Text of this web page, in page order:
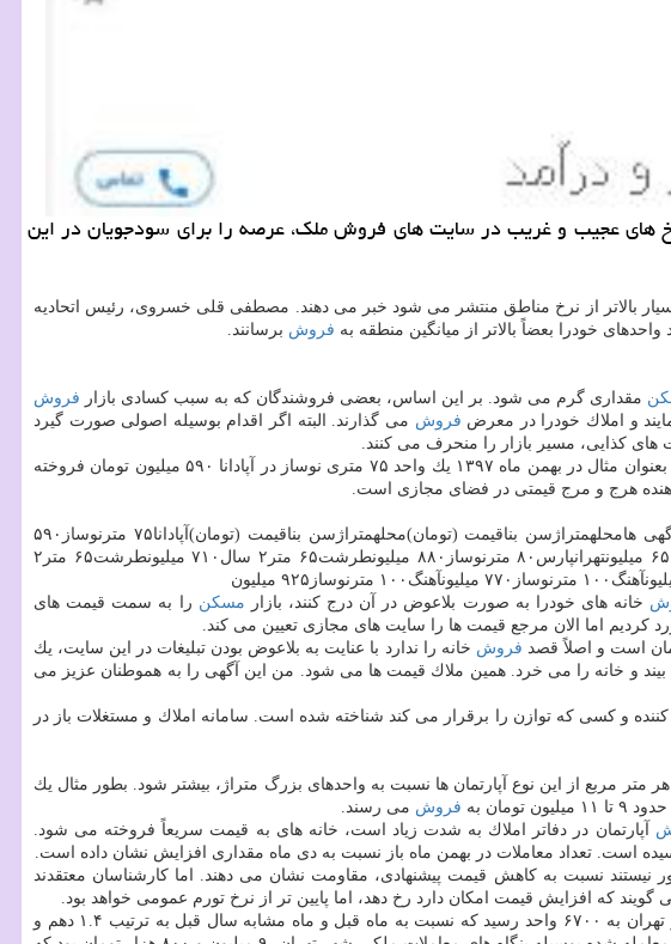
های عجیب و غریب در سایت های فروش ملك، عرصه را برای سودجویان در این
بسیار بالاتر از نرخ مناطق منتشر می شود خبر می دهند. مصطفی قلی خسروی، رئیس اتحادیه
خودرا بعضاً بالاتر از میانگین منطقه به فروش برسانند.
مقداری گرم می شود. بر این اساس، بعضی فروشندگان كه به سبب كسادی بازار فروش
و املاك خودرا در معرض فروش می گذارند. البته اگر اقدام بوسیله اصولی صورت گیرد
های كذایی، مسیر بازار را منحرف می كنند.
، شكاف قیمتی بین نرخ های پیشنهادی و نرخ های قطعی را تایید می كند. بعنوان مثال در بهمن ماه ۱۳۹۷ یك واحد ۷۵ متری نوساز در آپادانا ۵۹۰ میلیون تومان فروخته
نرخ معاملات قطعینرخ پیشنهادی در آگهی هامحلهمتراژسن بناقیمت (تومان)محلهمتراژسن بناقیمت (تومان)آپادانا۷۵ مترنوساز۵۹۰
میلیونآپادانا۷۵ مترنوساز۱.۲ میلیاردحكیمیه۶۰ متر۲ سال۶۴۰ میلیونحكیمیه۶۰ متر۲ سال۷۵۰ میلیونتهرانپارس شرقی۸۰ مترنوساز۶۵۰ میلیونتهرانپارس۸۰ مترنوساز۸۸۰ میلیونطرشت۶۵ متر۲ سال۷۱۰ میلیونطرشت۶۵ متر۲
خانه های خودرا به صورت بلاعوض در آن درج كنند، بازار مسكن را به سمت قیمت های
اما الان مرجع قیمت ها را سایت های مجازی تعیین می كند.
فروش خانه را ندارد با عنایت به بلاعوض بودن تبلیغات در این سایت، یك
آن آگهی را می بیند و خانه را می خرد. همین ملاك قیمت ها می شود. من این آگهی را به هموطنان عزیز می
و كسی كه توازن را برقرار می كند شناخته شده است. سامانه املاك و مستغلات باز در
مربع از این نوع آپارتمان ها نسبت به واحدهای بزرگ متراژ، بیشتر شود. بطور مثال یك
فروش می رسند.
آپارتمان در دفاتر املاك به شدت زیاد است، خانه های به قیمت سریعاً فروخته می شود.
است. تعداد معاملات در بهمن ماه باز نسبت به دی ماه مقداری افزایش نشان داده است.
نیستند نسبت به كاهش قیمت پیشنهادی، مقاومت نشان می دهند. اما كارشناسان معتقدند
گویند كه افزایش قیمت امكان دارد رخ دهد، اما پایین تر از نرخ تورم عمومی خواهد بود.
تعداد معاملات آپارتمان های مسكونی شهر تهران به ۶۷۰۰ واحد رسید كه نسبت به ماه قبل و ماه مشابه سال قبل به ترتیب ۱.۴ دهم و